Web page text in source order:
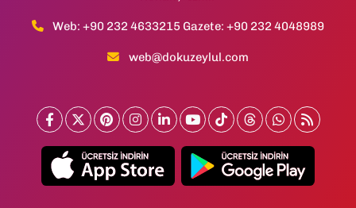
Web: +90 232 4633215 Gazete: +90 232 4048989
web@dokuzeylul.com